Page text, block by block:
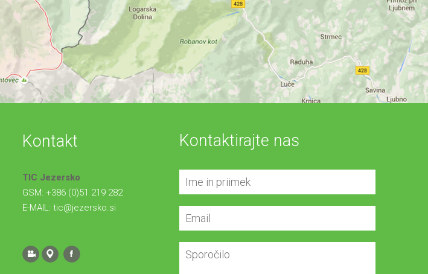
Kontakt
TIC Jezersko
GSM: +386 (0)51 219 282
E-MAIL: tic@jezersko.si
Kontaktirajte nas